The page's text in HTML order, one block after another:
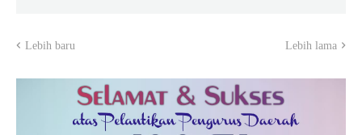
Lebih baru Lebih lama